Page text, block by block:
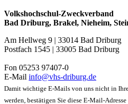
Volkshochschul-Zweckverband
Bad Driburg, Brakel, Nieheim,
Am Hellweg 9 | 33014 Bad Driburg
Postfach 1545 | 33005 Bad Driburg
Fon 05253 97407-0
E-Mail info@vhs-driburg.de
Damit wichtige E-Mails von uns nicht in
werden, bestätigen Sie diese E-Mail-